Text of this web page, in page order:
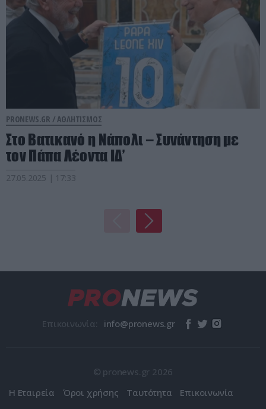
PRONEWS.GR /ΑΘΛΗΤΙΣΜΟΣ
Στο Βατικανό η Νάπολι – Συνάντηση με
τον Πάπα Λέοντα ΙΔ’
27.05.2025 | 17:33
Επικοινωνία:
© pronews.gr 2026
Η Εταιρεία
Όροι χρήσης Ταυτότητα Επικοινωνία